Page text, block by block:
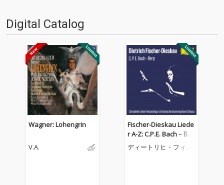
Digital Catalog
Wagner: Lohengrin
V.A.
Fischer-Dieskau Liede
r A-Z: C.P.E. Bach – Ber
g (Complete Lieder Re
cordings on DG & Dec
ディートリヒ・フィッ